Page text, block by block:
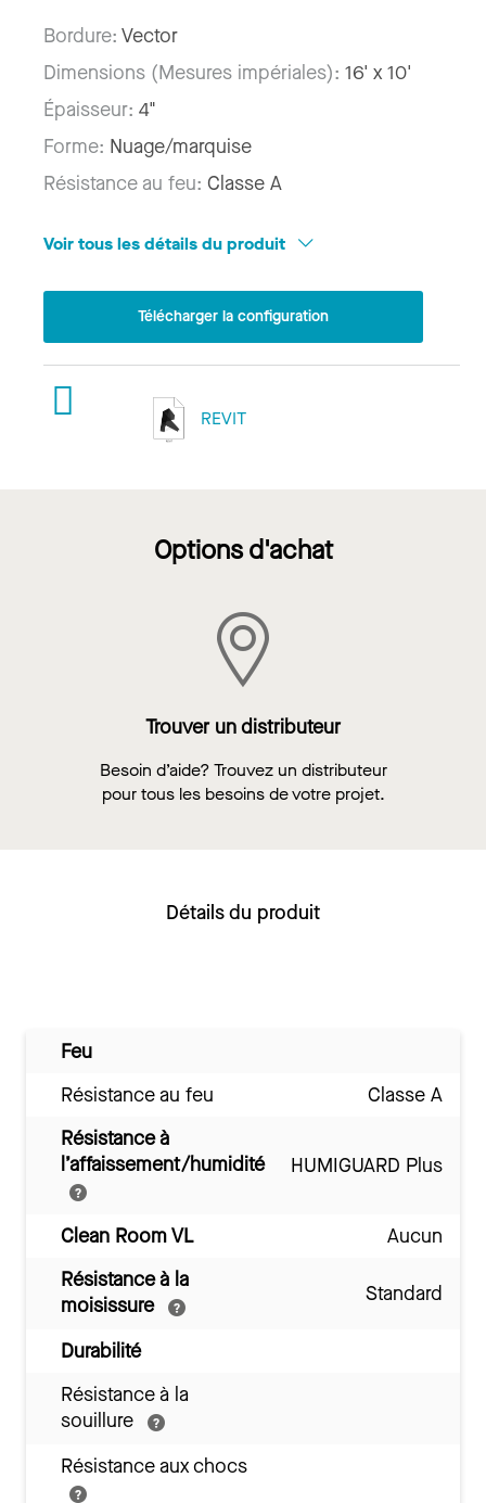
Bordure: Vector
Dimensions (Mesures impériales): 16' x 10'
Épaisseur: 4"
Forme: Nuage/marquise
Résistance au feu: Classe A
Voir tous les détails du produit
Télécharger la configuration
REVIT
Options d'achat
Trouver un distributeur
Besoin d’aide? Trouvez un distributeur
pour tous les besoins de votre projet.
Détails du produit
Feu
Résistance au feu
Classe A
Résistance à
l’affaissement/humidité
HUMIGUARD Plus
Clean Room VL
Aucun
Résistance à la
moisissure
Standard
Durabilité
Résistance à la
souillure
Résistance aux chocs